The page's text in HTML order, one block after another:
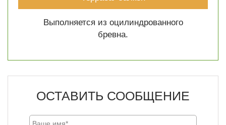
Выполняется из оцилиндрованного
бревна.
ОСТАВИТЬ СООБЩЕНИЕ